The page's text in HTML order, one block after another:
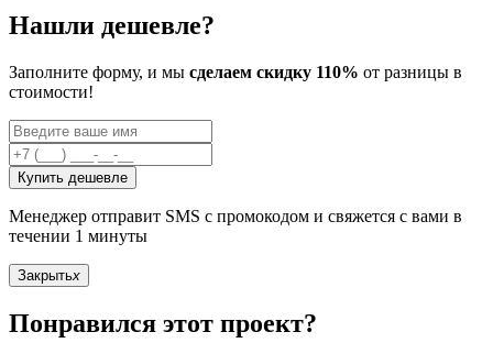
Нашли дешевле?
Заполните форму, и мы сделаем скидку 110% от разницы в
стоимости!
Купить дешевле
Менеджер отправит SMS с промокодом и свяжется с вами в
течении 1 минуты
Закрытьx
Понравился этот проект?